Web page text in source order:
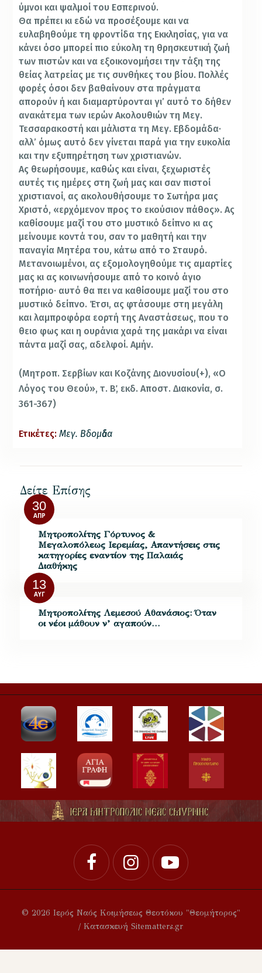
ύμνοι και ψαλμοί του Εσπερινού.
Θα πρέπει κι εδώ να προσέξουμε και να
ευλαβηθούμε τη φροντίδα της Εκκλησίας, για να
κάνει όσο μπορεί πιο εύκολη τη θρησκευτική ζωή
των πιστών και να εξοικονομήσει την τάξη της
θείας λατρείας με τις συνθήκες του βίου. Πολλές
φορές όσοι δεν βαθαίνουν στα πράγματα
απορούν ή και διαμαρτύρονται γι’ αυτό το δήθεν
ανακάτεμα των ιερών Ακολουθιών τη Μεγ.
Τεσσαρακοστή και μάλιστα τη Μεγ. Εβδομάδα·
αλλ’ όμως αυτό δεν γίνεται παρά για την ευκολία
και την εξυπηρέτηση των χριστιανών.
Ας θεωρήσουμε, καθώς και είναι, ξεχωριστές
αυτές τις ημέρες στη ζωή μας και σαν πιστοί
χριστιανοί, ας ακολουθήσουμε το Σωτήρα μας
Χριστό, «ερχόμενον προς το εκούσιον πάθος». Ας
καθίσουμε μαζί του στο μυστικό δείπνο κι ας
μείνουμε κοντά του, σαν το μαθητή και την
παναγία Μητέρα του, κάτω από το Σταυρό.
Μετανοιωμένοι, ας εξομολογηθούμε τις αμαρτίες
μας κι ας κοινωνήσουμε από το κοινό άγιο
ποτήριο· αυτό θα πει να καθίσουμε μαζί του στο
μυστικό δείπνο. Έτσι, ας φτάσουμε στη μεγάλη
και λαμπροφόρα εορτή της Αναστάσεως, που το
θειο φως και η ουράνια χαρά της μακάρι να είναι
πάντα μαζί σας, αδελφοί. Αμήν.
(Μητροπ. Σερβίων και Κοζάνης Διονυσίου(+), «Ο
Λόγος του Θεού», τ. Β΄, εκδ. Αποστ. Διακονία, σ.
361-367)
Ετικέτες: Μεγ. Βδομἀδα
Δείτε Επίσης
30
ΑΠΡ
Μητροπολίτης Γόρτυνος &
Μεγαλοπόλεως Ιερεμίας, Απαντήσεις στις
κατηγορίες εναντίον της Παλαιάς
Διαθήκης
13
ΑΥΓ
Μητροπολίτης Λεμεσού Αθανάσιος: Όταν
οι νέοι μάθουν ν’ αγαπούν…
© 2026 Ιερός Ναός Κοιμήσεως Θεοτόκου "Θεομήτορος"
/ Κατασκευή Sitematters.gr